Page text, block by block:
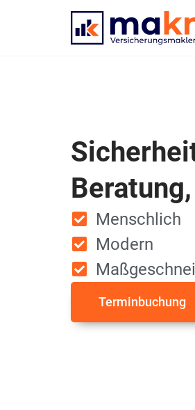
Menschlich
Modern
Terminbuchung